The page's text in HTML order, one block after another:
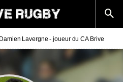
Damien Lavergne - joueur du CA Brive